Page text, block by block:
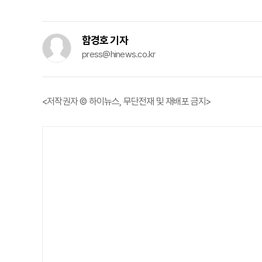
함경호 기자
press@hinews.co.kr
<저작권자 © 하이뉴스, 무단전재 및 재배포 금지>